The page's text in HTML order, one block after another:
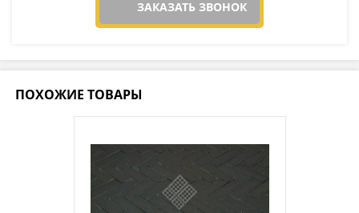
ЗАКАЗАТЬ ЗВОНОК
ПОХОЖИЕ ТОВАРЫ